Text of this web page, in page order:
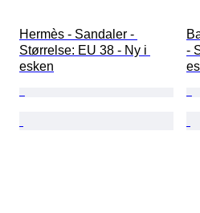
Hermès - Sandaler -
Størrelse: EU 38 - Ny i
esken
-